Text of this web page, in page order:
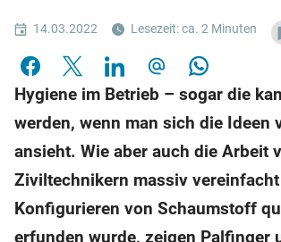
14.03.2022 Lesezeit: ca. 2 Minuten
Hygiene im Betrieb – sogar die
werden, wenn man sich die Ideen
ansieht. Wie aber auch die Arbeit
Ziviltechnikern massiv
Konfigurieren von Schaumstoff
erfunden wurde, zeigen Palfinger